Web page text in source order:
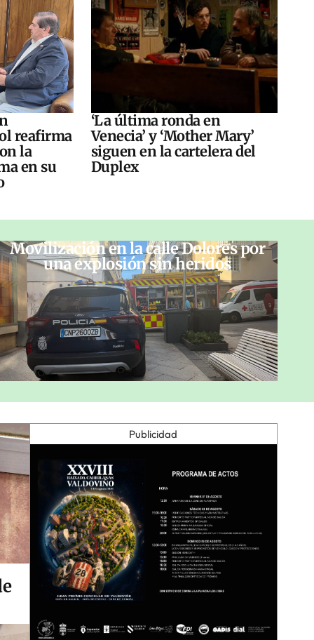
reafirma
la
en su
‘La última ronda en
Venecia’ y ‘Mother Mary’
siguen en la cartelera del
Duplex
Movilización en la calle Dolores por
una explosión sin heridos
Publicidad